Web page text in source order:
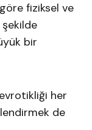
fiziksel ve
şekilde
bir
her
de